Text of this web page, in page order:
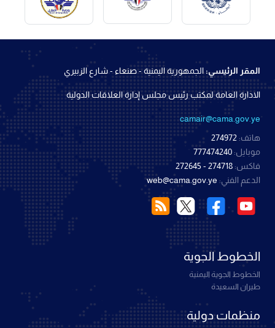
المقر الرئيسي:الجمهورية اليمنية - صنعاء - شارع الزبيري
الادارة العامة لمكتب رئيس مجلس إدارة العلاقات الدولية
camair@cama.gov.ye
هاتف: 274972
موبايل: 777474240
فاكس: 274718 - 272645
الدعم الفني: web@cama.gov.ye
الخطوط الجوية
الخطوط الجوية اليمنية
طيران السعيدة
منظمات دولية